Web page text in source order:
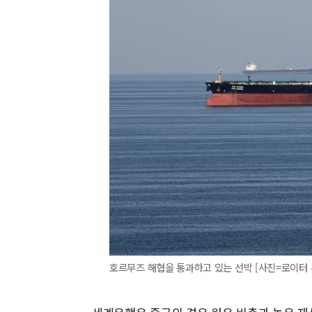
호르무즈 해협을 통과하고 있는 선박 [사진=로이터